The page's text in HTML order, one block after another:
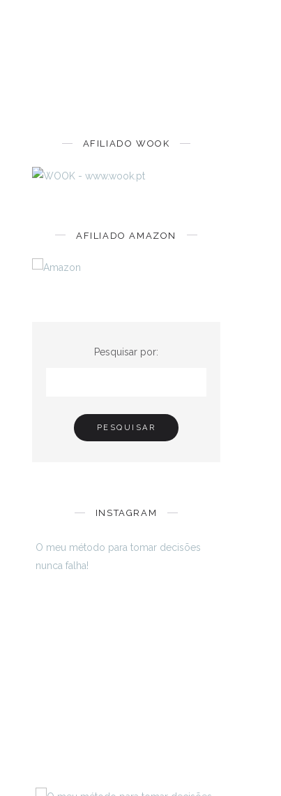
AFILIADO WOOK
AFILIADO AMAZON
Pesquisar por:
INSTAGRAM
O meu método para tomar decisões
nunca falha!